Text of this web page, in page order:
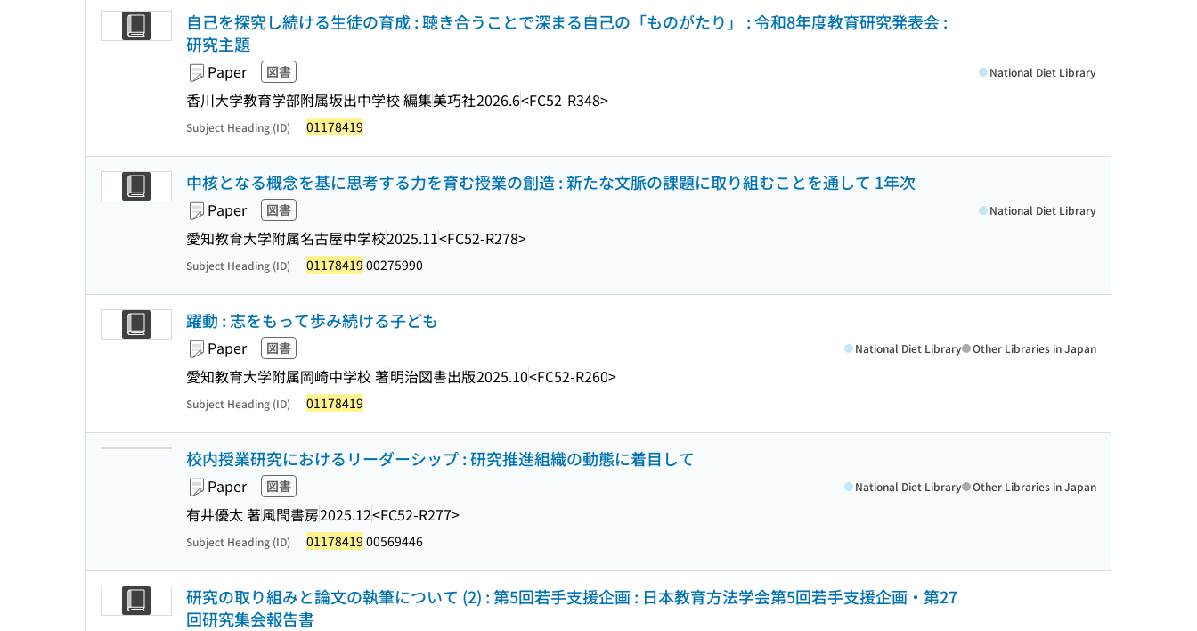
自己を探究し続ける生徒の育成 : 聴き合うことで深まる自己の「ものがたり」 : 令和8年度教育研究発表会 :
研究主題
Paper 図書
香川大学教育学部附属坂出中学校 編集美巧社2026.6<FC52-R348>
National Diet Library
Subject Heading (ID) 01178419
中核となる概念を基に思考する力を育む授業の創造 : 新たな文脈の課題に取り組むことを通して 1年次
Paper 図書
愛知教育大学附属名古屋中学校2025.11<FC52-R278>
National Diet Library
Subject Heading (ID) 01178419 00275990
躍動 : 志をもって歩み続ける子ども
Paper 図書
愛知教育大学附属岡崎中学校 著明治図書出版2025.10<FC52-R260>
National Diet Library Other Libraries in Japan
Subject Heading (ID) 01178419
校内授業研究におけるリーダーシップ : 研究推進組織の動態に着目して
Paper 図書
有井優太 著風間書房2025.12<FC52-R277>
National Diet Library Other Libraries in Japan
Subject Heading (ID) 01178419 00569446
研究の取り組みと論文の執筆について (2) : 第5回若手支援企画 : 日本教育方法学会第5回若手支援企画・第27
回研究集会報告書